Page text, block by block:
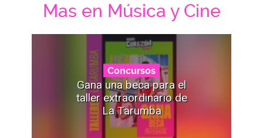
Mas en Música y Cine
Concursos
Gana una beca para el
taller extraordinario de
La Tarumba